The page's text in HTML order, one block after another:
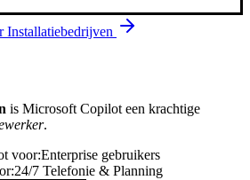
Installatiebedrijven
is Microsoft Copiloteen krachtige
.
voor:Enterprise gebruikers
24/7 Telefonie & Planning